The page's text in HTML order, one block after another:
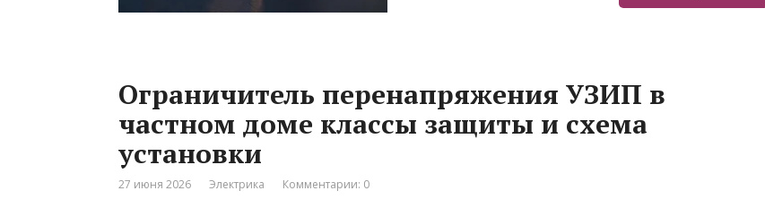
Ограничитель перенапряжения УЗИП в
частном доме классы защиты и схема
установки
27 июня 2026 Электрика Комментарии: 0